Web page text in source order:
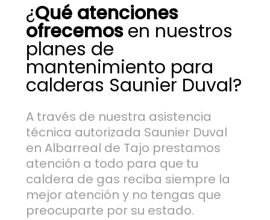
¿Qué atenciones
ofrecemosen nuestros
planes de
mantenimiento para
calderas Saunier Duval?
A través de nuestra asistencia
técnica autorizada Saunier Duval
en Albarreal de Tajo prestamos
atención a todo para que tu
caldera de gas reciba siempre la
mejor atención y no tengas que
preocuparte por su estado.